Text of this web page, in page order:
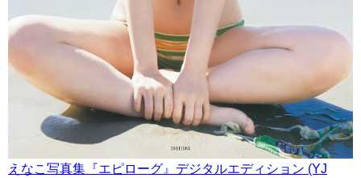
えなこ写真集『エピローグ』デジタルエディション (YJ